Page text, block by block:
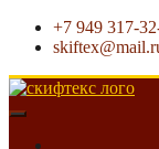
+7 949 317-